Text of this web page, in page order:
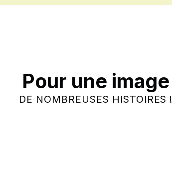
Pour une image
DE NOMBREUSES HISTOIRES !